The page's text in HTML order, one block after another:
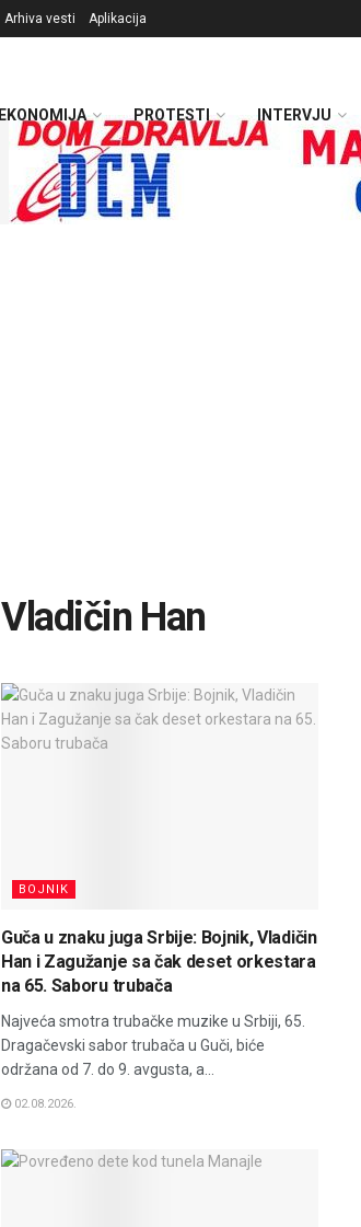
Arhiva vesti Aplikacija
EKONOMIJA PROTESTI INTERVJU
Vladičin Han
BOJNIK
Guča u znaku juga Srbije: Bojnik, Vladičin
Han i Zagužanje sa čak deset orkestara
na 65. Saboru trubača
Najveća smotra trubačke muzike u Srbiji, 65.
Dragačevski sabor trubača u Guči, biće
održana od 7. do 9. avgusta, a...
02.08.2026.